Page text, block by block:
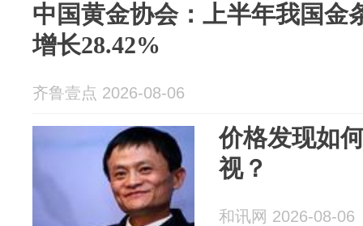
中国黄金协会：上半年我国金
增长28.42%
齐鲁壹点 2026-08-06
价格发现如
视？
和讯网 2026-08-06